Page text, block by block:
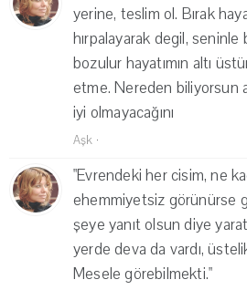
yerine, teslim ol. Bırak
hırpalayarak degil, seninle
bozulur hayatımın altı
etme. Nereden biliyorsun
iyi olmayacağını
Aşk ·
"Evrendeki her cisim, ne
ehemmiyetsiz görünürse
şeye yanıt olsun diye
yerde deva da vardı, üstelik
Mesele görebilmekti."